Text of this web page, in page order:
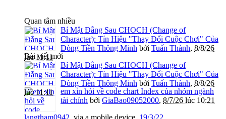
Quan tâm nhiều
Bí Mật Đằng Sau CHOCH (Change of
Character): Tín Hiệu "Thay Đổi Cuộc Chơi" Của
Dòng Tiền Thông Minh bởi Tuấn Thành, 8/8/26
lúc 11:11
Bài viết mới
Bí Mật Đằng Sau CHOCH (Change of
Character): Tín Hiệu "Thay Đổi Cuộc Chơi" Của
Dòng Tiền Thông Minh bởi Tuấn Thành, 8/8/26
lúc 11:11
em xin hỏi về code chart Index của nhóm ngành
tài chính bởi GiaBao09052000, 8/7/26 lúc 10:21